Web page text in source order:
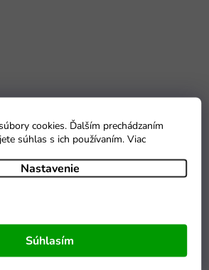
cookies. Ďalším prechádzaním
súhlas s ich používaním. Viac
Nastavenie
Súhlasím